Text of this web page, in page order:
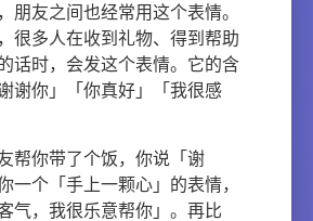
朋友之间也经常用这个表情。
很多人在收到礼物、得到帮助
话时，会发这个表情。它的含
谢你」「你真好」「我很感
帮你带了个饭，你说「谢
一个「手上一颗心」的表情，
气，我很乐意帮你」。再比